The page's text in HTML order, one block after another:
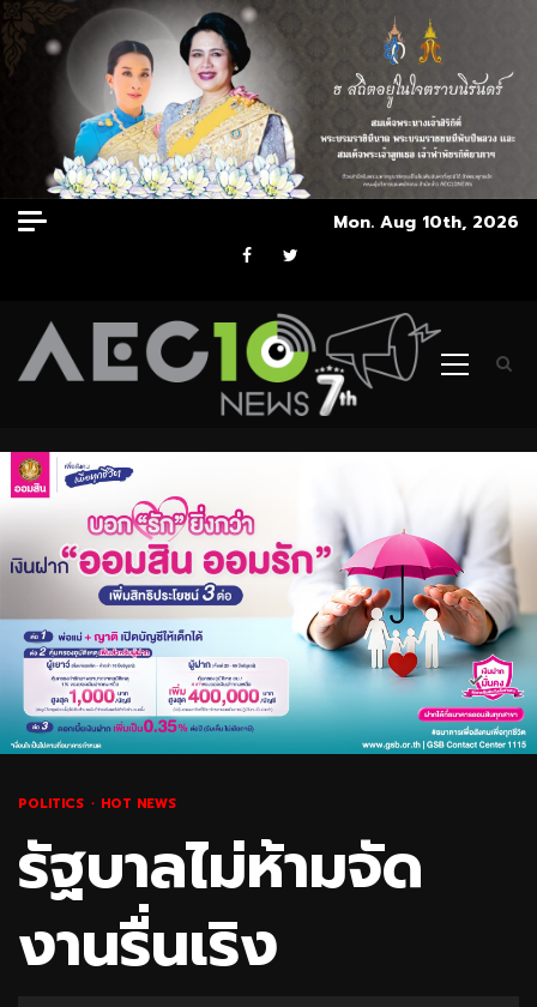
Skip
to
Mon. Aug 10th, 2026
Facebook
Twitter
Primary
POLITICS HOT NEWS
รัฐบาลไม่ห้ามจัด
งานรื่นเริง